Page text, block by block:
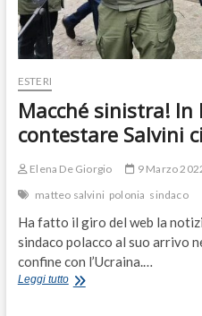
ESTERI
Macché sinistra! In
contestare Salvini
Elena De Giorgio
9 Marzo
matteo salvini polonia sindaco
Ha fatto il giro del web la
sindaco polacco al suo arrivo
confine con l’Ucraina.…
Leggi tuttoMacché